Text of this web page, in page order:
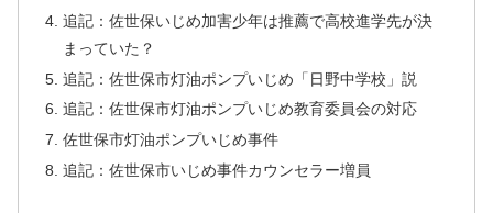
追記：佐世保いじめ加害少年は推薦で高校進学先が決
まっていた？
追記：佐世保市灯油ポンプいじめ「日野中学校」説
追記：佐世保市灯油ポンプいじめ教育委員会の対応
佐世保市灯油ポンプいじめ事件
追記：佐世保市いじめ事件カウンセラー増員